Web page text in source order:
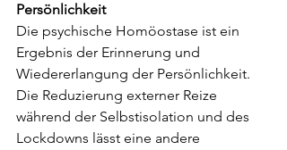
Persönlichkeit
Die psychische Homöostase ist ein
Ergebnis der Erinnerung und
Wiedererlangung der Persönlichkeit.
Die Reduzierung externer Reize
während der Selbstisolation und des
Lockdowns lässt eine andere